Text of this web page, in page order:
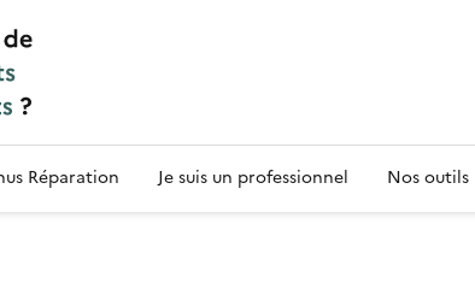
& déchets
Réparation Je suis un professionnel Nos outils